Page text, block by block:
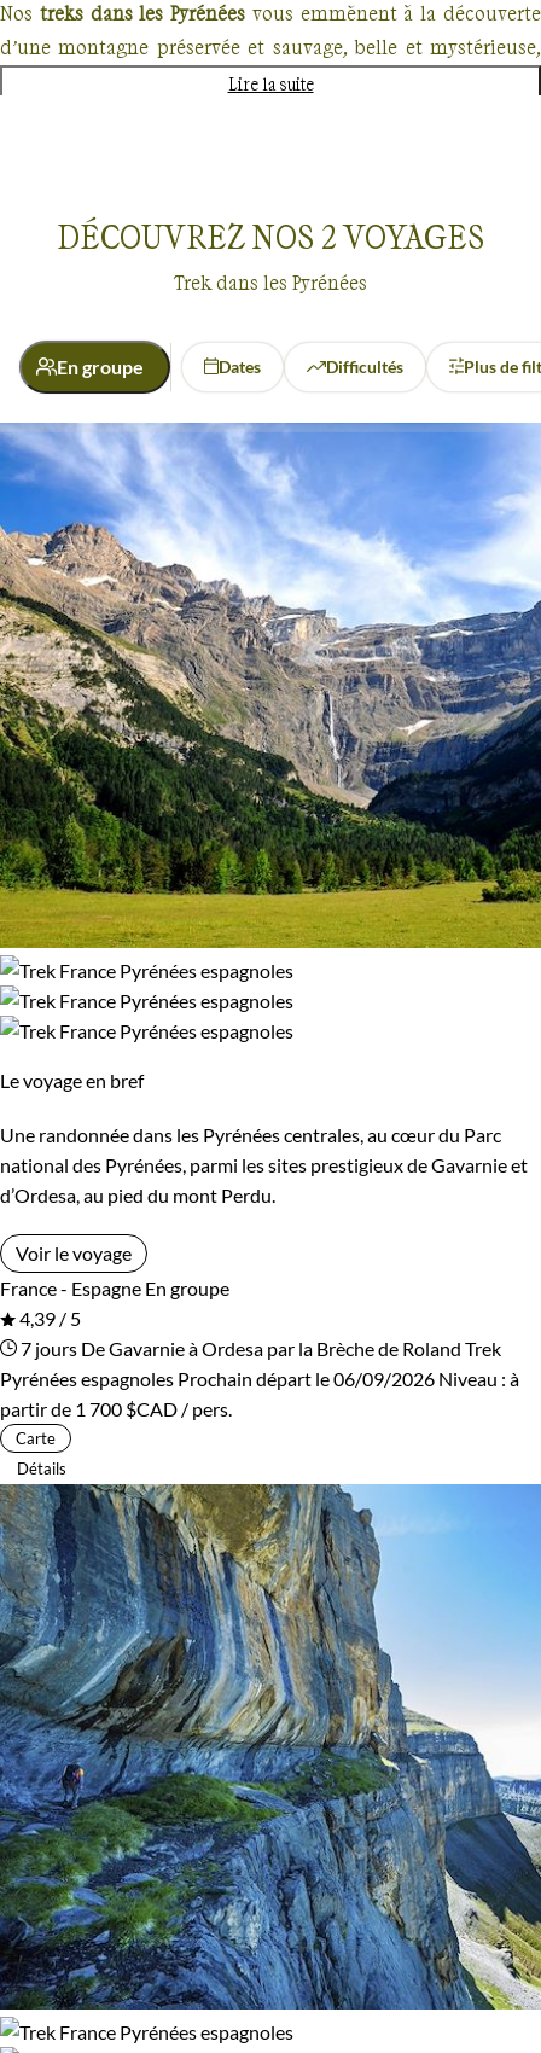
93% de satisfaction(43 avis
Nos treks dans les Pyrénées vous emmènent à la découverte
d’une montagne préservée et sauvage, belle et mystérieuse,
vous mèneront vers les cimes, au-delà des 3000 m
découvrirez des vallées torrentielles aux fortes pentes et des
empruntant des sentiers abrupts et secrets.
Ces treks nécessiteront une bonne condition physique et un
entraînement régulier, pour apprécier pleinement la
découverte des canyons et des glaciers suspendus
efforts donc, mais au bout le ravissement d’évoluer en pleine
montagne, parmi les isards et les orchidées sauvages, dans
un décor varié entre roches et végétation.
Nous vous proposons également de découvrir laréserve
naturelle de Néouvielle , un écrin préservé, véritable jardin
suspendu à plus de 2000 mètres d’altitude sur un parcours
véritablement montagnard.
Enfin nos treks dans les Pyrénées vous emmèneront autour
de la plus célèbre montagne catalane,le Canigou
, pour un
itinéraire de toute beauté sous un généreux soleil. Vous
découvrirez alors toutes les beautés de ce massif sauvage, où
la végétation évolue d’étage en étage, méditerranéenne dans
la vallée et alpine vers les sommets.
Guide de voyage Pyrénées
Lire la suite
DÉCOUVREZ NOS 2VOYAGES
Trek dans les Pyrénées
En groupe Dates Difficultés Plus de
Activité
Trek
Le voyage en bref
Une randonnée dans les Pyrénées centrales, au cœur du Parc
national des Pyrénées, parmi les sites prestigieux de Gavarnie et
d’Ordesa, au pied du mont Perdu.
Voir le voyage
France - Espagne En groupe
4,39 / 5
7 jours De Gavarnie à Ordesa par la Brèche de Roland Trek
Pyrénées espagnoles Prochain départ le 06/09/2026 Niveau : à
partir de 1 700 $CAD / pers.
Carte
Détails